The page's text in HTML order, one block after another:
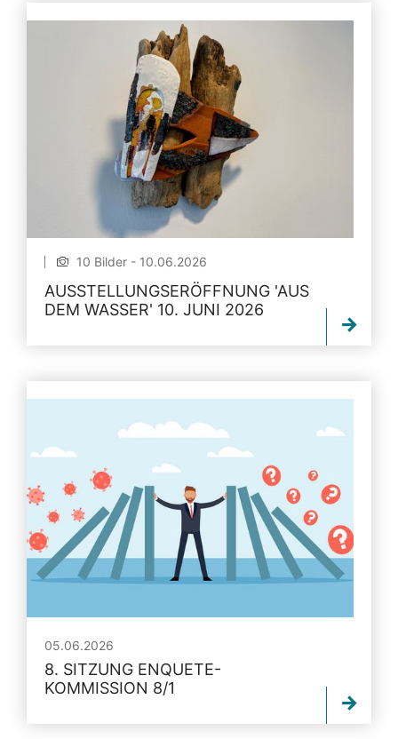
10 Bilder - 10.06.2026
AUSSTELLUNGSERÖFFNUNG 'AUS
DEM WASSER' 10. JUNI 2026
05.06.2026
8. SITZUNG ENQUETE-
KOMMISSION 8/1